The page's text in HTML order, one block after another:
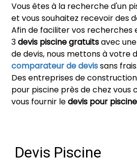
Vous êtes à la recherche d'un
et vous souhaitez recevoir des
Afin de faciliter vos recherches
3devis piscine gratuitsavec
de devis, nous mettons à votre
comparateur de devissans frais.
Des entreprises de
pour piscine près de chez
vous fournir ledevis pour piscine
Devis Piscine